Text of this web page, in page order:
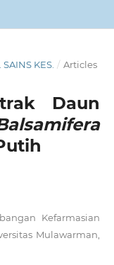
SAINS KES. / Articles
Daun
Kefarmasian
Mulawarman,